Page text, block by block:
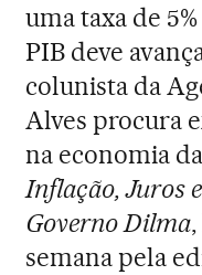
uma taxa de
PIB deve
colunista da
Alves procura
na economia
Inflação, Juros
Governo Dilma
semana pela